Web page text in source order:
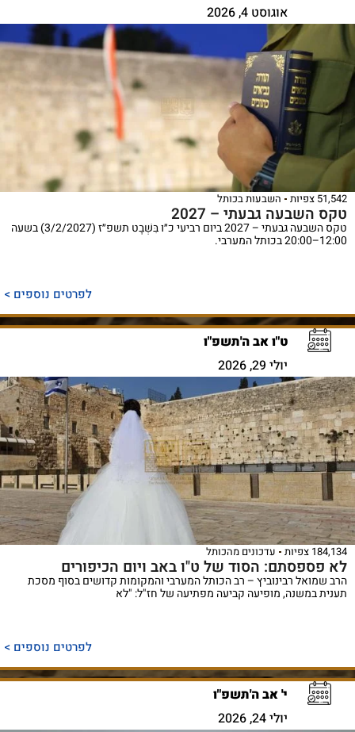
אוגוסט 4, 2026
51,542 צפיות השבעות בכותל
טקס השבעה גבעתי – 2027
טקס השבעה גבעתי – 2027 ביום רביעי כ״ו בִּשְׁבָט תשפ״ז (3/2/2027) בשעה
12:00–20:00 בכותל המערבי.
לפרטים נוספים >
ט"ו אב ה'תשפ"ו
יולי 29, 2026
184,134 צפיות עדכונים מהכותל
לא פספסתם: הסוד של ט"ו באב ויום הכיפורים
הרב שמואל רבינוביץ – רב הכותל המערבי והמקומות קדושים בסוף מסכת
תענית במשנה, מופיעה קביעה מפתיעה של חז"ל: "לא
לפרטים נוספים >
י' אב ה'תשפ"ו
יולי 24, 2026